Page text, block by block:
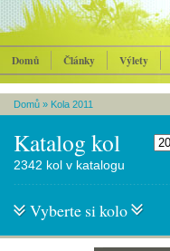
Domů Články Výlety
Domů » Kola 2011
Katalog kol
2342 kol v katalogu
Vyberte si kolo